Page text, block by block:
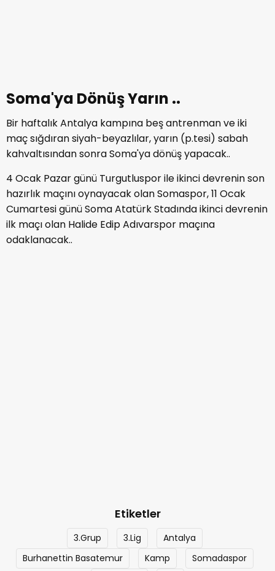
Soma'ya Dönüş Yarın ..
Bir haftalık Antalya kampına beş antrenman ve iki
maç sığdıran siyah-beyazlılar, yarın (p.tesi) sabah
kahvaltısından sonra Soma'ya dönüş yapacak..
4 Ocak Pazar günü Turgutluspor ile ikinci devrenin son
hazırlık maçını oynayacak olan Somaspor, 11 Ocak
Cumartesi günü Soma Atatürk Stadında ikinci devrenin
ilk maçı olan Halide Edip Adıvarspor maçına
odaklanacak..
Etiketler
3.Grup 3.Lig
Antalya
Burhanettin Basatemur
Kamp
Somadaspor